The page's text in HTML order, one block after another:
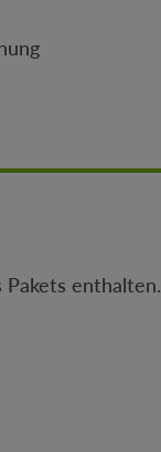
enthalten.